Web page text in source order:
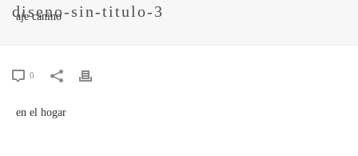
diseno-sin-titulo-3
0